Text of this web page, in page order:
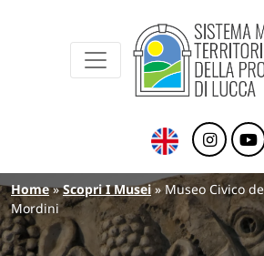
Sistema Museale
Briciole di pane
Home Scopri I Musei
Museo Civico
Mordini